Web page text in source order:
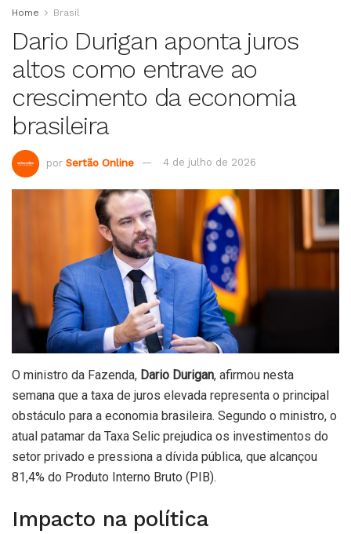
Home Brasil
Dario Durigan aponta juros
altos como entrave ao
crescimento da economia
brasileira
por Sertão Online 4 de julho de 2026
O ministro da Fazenda, Dario Durigan, afirmou nesta
semana que a taxa de juros elevada representa o principal
obstáculo para a economia brasileira. Segundo o ministro, o
atual patamar da Taxa Selic prejudica os investimentos do
setor privado e pressiona a dívida pública, que alcançou
81,4% do Produto Interno Bruto (PIB).
Impacto na política